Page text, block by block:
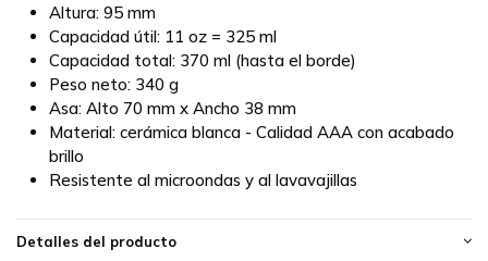
Altura: 95 mm
Capacidad útil: 11 oz = 325 ml
Capacidad total: 370 ml (hasta el borde)
Peso neto: 340 g
Asa: Alto 70 mm x Ancho 38 mm
Material: cerámica blanca - Calidad AAA con acabado
brillo
Resistente al microondas y al lavavajillas
Detalles del producto